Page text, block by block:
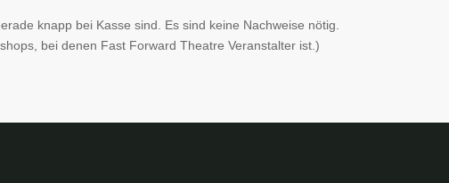
knapp bei Kasse sind. Es sind keine Nachweise nötig.
bei denen Fast Forward Theatre Veranstalter ist.)